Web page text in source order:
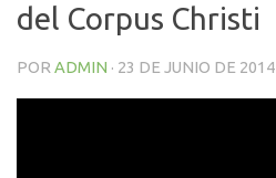
del Corpus Christi
POR ADMIN · 23 DE JUNIO DE 2014